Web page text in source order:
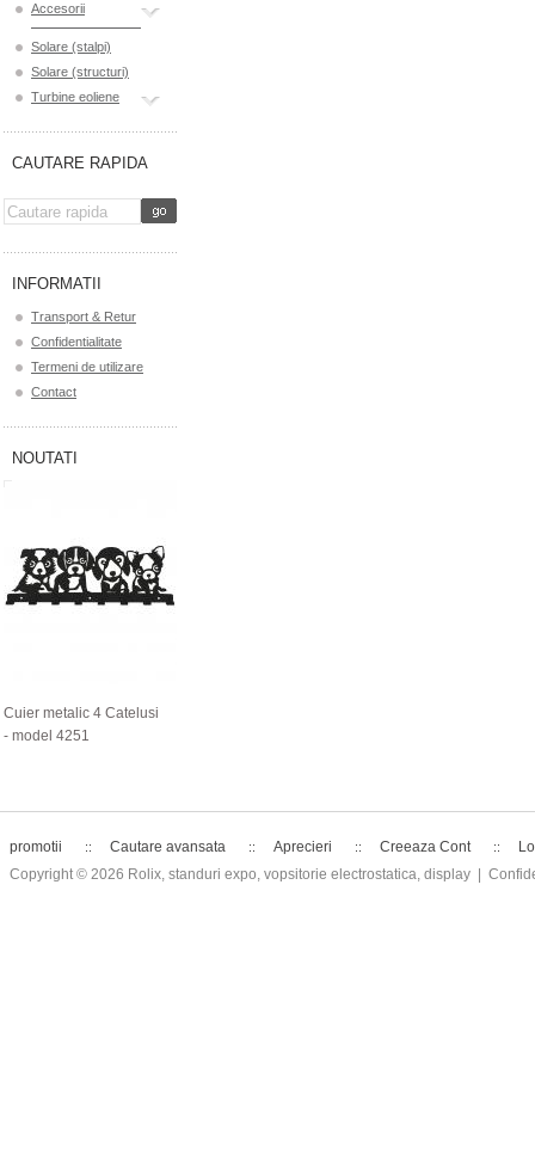
Accesorii
Solare (stalpi)
Solare (structuri)
Turbine eoliene
CAUTARE RAPIDA
INFORMATII
Transport & Retur
Confidentialitate
Termeni de utilizare
Contact
NOUTATI
Cuier metalic 4 Catelusi
- model 4251
promotii Cautare avansata Aprecieri Creeaza Cont
Copyright © 2026 Rolix, standuri expo, vopsitorie electrostatica, display |